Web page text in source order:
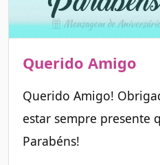
Querido Amigo
Querido Amigo!
estar sempre presente
Parabéns!